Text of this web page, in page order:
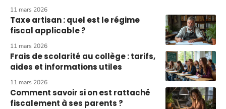
11 mars 2026
Taxe artisan : quel est le régime
fiscal applicable ?
11 mars 2026
Frais de scolarité au collège : tarifs,
aides et informations utiles
11 mars 2026
Comment savoir si on est rattaché
fiscalement à ses parents ?